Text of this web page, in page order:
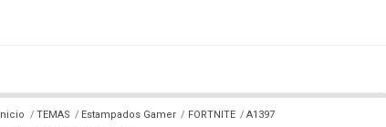
Inicio TEMAS Estampados Gamer FORTNITE
A1397